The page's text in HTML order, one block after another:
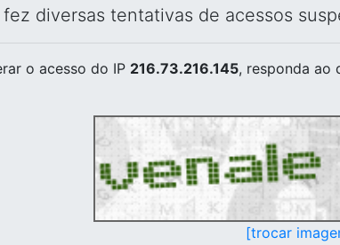
fez diversas tentativas de acessos
o acesso do IP 216.73.216.145, responda ao
[trocar